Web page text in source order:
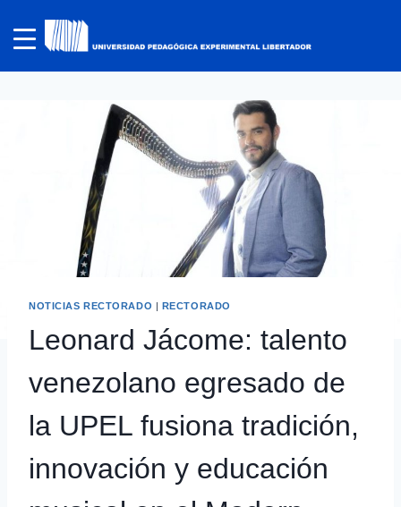
NOTICIAS RECTORADO | RECTORADO
Leonard Jácome: talento
venezolano egresado de
la UPEL fusiona tradición,
innovación y educación